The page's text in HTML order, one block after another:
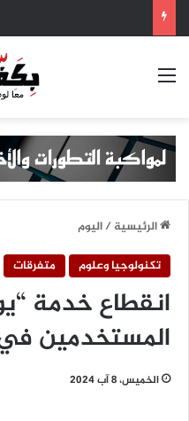
القائمة
الرئيسية/اليوم
تكنولوجيا وعلوم
متفرقات
انقطاع خدمة
المستخدمين
الخميس، 8 آب 2024